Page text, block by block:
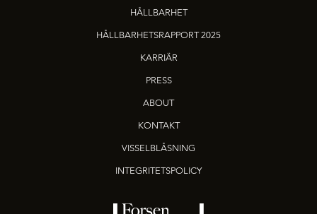
HÅLLBARHET
HÅLLBARHETSRAPPORT 2025
KARRIÄR
PRESS
ABOUT
KONTAKT
VISSELBLÅSNING
INTEGRITETSPOLICY